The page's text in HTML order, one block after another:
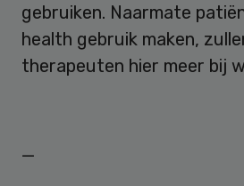
gebruiken. Naarmate
health gebruik maken,
therapeuten hier meer bij
—